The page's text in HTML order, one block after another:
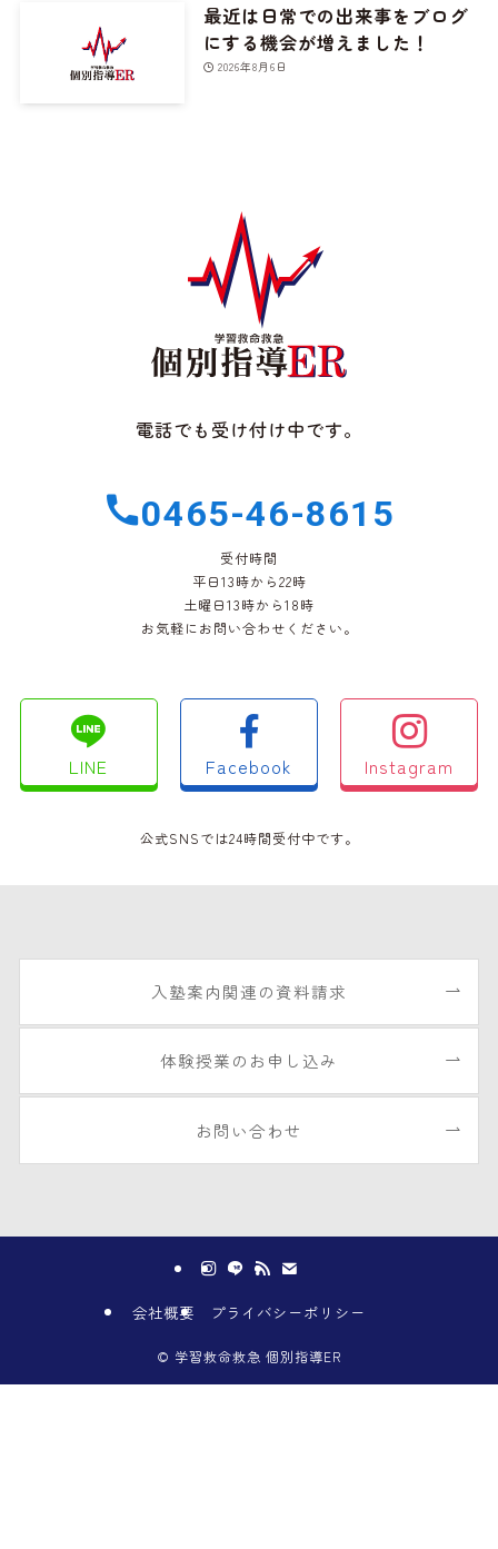
最近は日常での出来事をブログ
にする機会が増えました！
2026年8月6日
電話でも受け付け中です。
0465-46-8615
受付時間
平日13時から22時
土曜日13時から18時
お気軽にお問い合わせください。
LINE Facebook Instagram
公式SNSでは24時間受付中です。
入塾案内関連の資料請求
体験授業のお申し込み
お問い合わせ
会社概要 プライバシーポリシー
© 学習救命救急 個別指導ER